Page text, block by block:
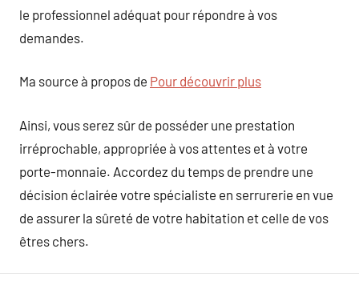
le professionnel adéquat pour répondre à vos
demandes.
Ma source à propos de Pour découvrir plus
Ainsi, vous serez sûr de posséder une prestation
irréprochable, appropriée à vos attentes et à votre
porte-monnaie. Accordez du temps de prendre une
décision éclairée votre spécialiste en serrurerie en vue
de assurer la sûreté de votre habitation et celle de vos
êtres chers.